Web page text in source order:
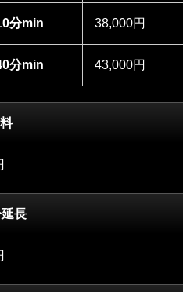
分min 38,000円
分min 43,000円
料
延長